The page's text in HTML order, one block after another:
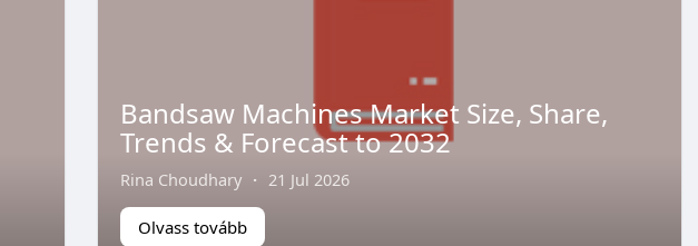
Bandsaw Machines Market Size, Share,
Trends & Forecast to 2032
Rina Choudhary · 21 Jul 2026
Olvass tovább